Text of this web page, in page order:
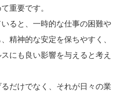
重要です。
ると、一時的な仕事の困難や
精神的な安定を保ちやすく、
にも良い影響を与えると考え
だけでなく、それが日々の業